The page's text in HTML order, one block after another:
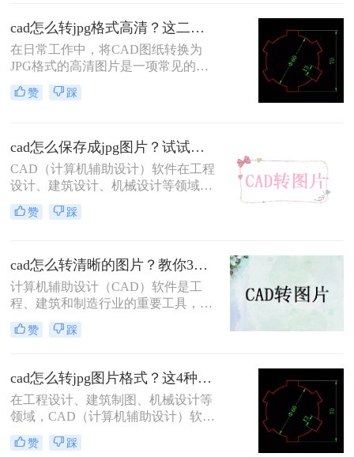
图像的场合。下面我们将详细介绍cad
图怎么转换成png格式。
cad怎么转jpg格式高清？这二个方法帮你解决！
在日常工作中，将CAD图纸转换为
JPG格式的高清图片是一项常见的任
务。JPG格式因其广泛的兼容性和较
小的文件体积，非常适合在网页、电
种将CAD图纸转换为JPG高清图片的
方法。
赞 踩
cad怎么保存成jpg图片？试试看这四个方法！
CAD（计算机辅助设计）软件在工程
设计、建筑设计、机械设计等领域扮
演着至关重要的角色。然而，在需要
将CAD设计成果以图片形式分享给非
常见的需求。JPG格式因其广泛的兼
容性和适中的文件体积，非常适合用
于在线分享和打印。那么cad怎么保存
CAD文件保存为JPG图片的方法。
赞 踩
cad怎么转清晰的图片？教你3个实用方法！
计算机辅助设计（CAD）软件是工
程、建筑和制造行业的重要工具，用
于创建精确的二维和三维模型。然
而，在某些情况下，需要将CAD图纸
或用于演示文稿。虽然大多数CAD软
件都具备导出为图像的功能，但要获
得高质量、清晰的图片并非总是那么
简单。本文将指导你cad怎么转清晰的
图片。
赞 踩
cad怎么转jpg图片格式？这4种方法一分钟就能学会！
在工程设计、建筑制图、机械设计等
领域，CAD（计算机辅助设计）软件
是不可或缺的工具。然而，在某些情
况下，我们可能需要将CAD图纸转换
赞 踩